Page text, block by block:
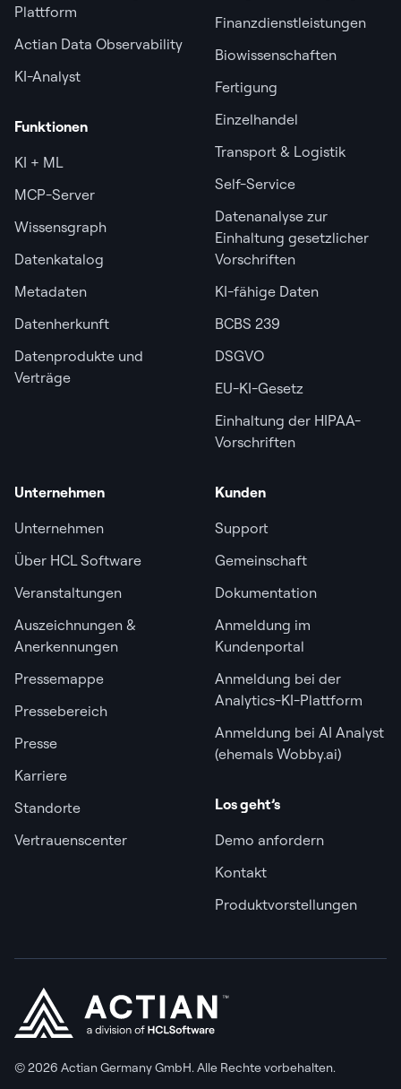
Plattform
Actian Data Observability
KI-Analyst
Funktionen
KI + ML
MCP-Server
Wissensgraph
Datenkatalog
Metadaten
Datenherkunft
Datenprodukte und
Verträge
Finanzdienstleistungen
Biowissenschaften
Fertigung
Einzelhandel
Transport & Logistik
Self-Service
Datenanalyse zur
Einhaltung gesetzlicher
Vorschriften
KI-fähige Daten
BCBS 239
DSGVO
EU-KI-Gesetz
Einhaltung der HIPAA-
Vorschriften
Unternehmen
Unternehmen
Über HCL Software
Veranstaltungen
Auszeichnungen &
Anerkennungen
Pressemappe
Pressebereich
Presse
Karriere
Standorte
Vertrauenscenter
Kunden
Support
Gemeinschaft
Dokumentation
Anmeldung im
Kundenportal
Anmeldung bei der
Analytics-KI-Plattform
Anmeldung bei AI Analyst
(ehemals Wobby.ai)
Los geht’s
Demo anfordern
Kontakt
Produktvorstellungen
© 2026 Actian Germany GmbH. Alle Rechte vorbehalten.